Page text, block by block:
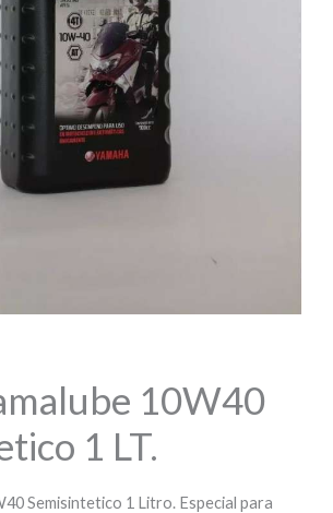
10W40
1 LT.
Semisintetico 1 Litro. Especial para